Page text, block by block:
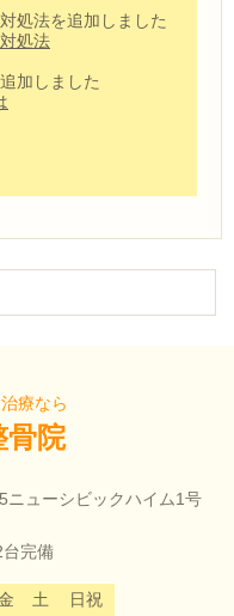
処法を追加しました
処法
加しました
療なら
骨院
ューシビックハイム1号
完備
土 日祝